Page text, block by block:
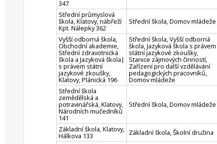
347
Střední průmyslová
škola, Klatovy, nábřeží
Kpt. Nálepky 362
Střední škola, Domov mládeže
Vyšší odborná škola,
Obchodní akademie,
Střední zdravotnická
škola a Jazyková škola|
s právem státní
jazykové zkoušky,
Klatovy, Plánická 196
Střední škola, Vyšší odborná
škola, Jazyková škola s právem
státní jazykové zkoušky,
Stanice zájmových činností,
Zařízení pro další vzdělávání
pedagogických pracovníků,
Domov mládeže
Střední škola
zemědělská a
potravinářská, Klatovy,
Národních mučedníků
141
Střední škola, Domov mládeže
Základní škola, Klatovy,
Hálkova 133
Základní škola, Školní družina